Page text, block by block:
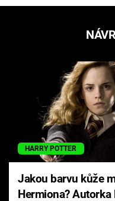
HARRY POTTER
Jakou barvu kůže
Hermiona? Autorka